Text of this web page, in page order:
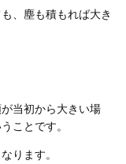
、塵も積もれば大き
当初から大きい場
ことです。
ります。